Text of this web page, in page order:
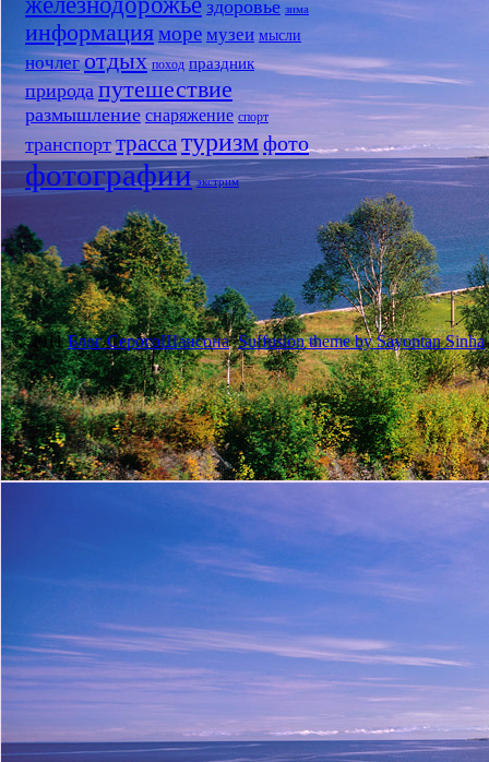
здоровье зима
информацияморе музеи мысли
ночлег отдых поход праздник
природа путешествие
размышление снаряжение спорт
транспорт трасса туризмфото
фотографии экстрим
© 2011Блог СерогоШансона Suffusion theme by Sayontan Sinha